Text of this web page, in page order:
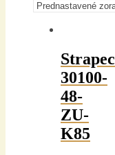
Strapec
30100-
48-
ZU-
K85